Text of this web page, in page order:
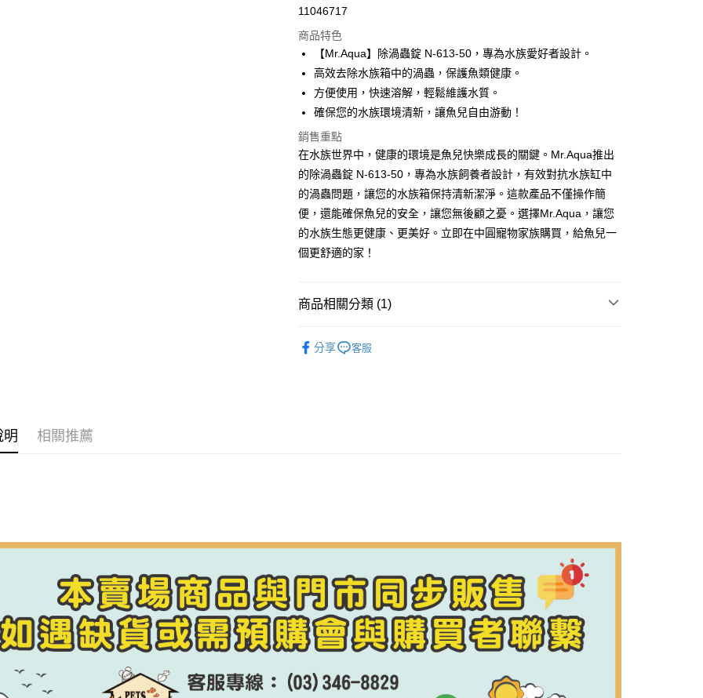
LINE Pay
Apple Pay
街口支付
悠遊付
ATM付款
貨到付款
【全家】取貨付款1500免運
【全家】取貨1500免運
每筆NT$115，滿NT$1,500(含以上)免運費
11046717
商品特色
【Mr.Aqua】除渦蟲錠 N-613-50，專為水族愛好者設計。
高效去除水族箱中的渦蟲，保護魚類健康。
方便使用，快速溶解，輕鬆維護水質。
確保您的水族環境清新，讓魚兒自由游動！
銷售重點
在水族世界中，健康的環境是魚兒快樂成長的關鍵。Mr.Aqua推出
的除渦蟲錠 N-613-50，專為水族飼養者設計，有效對抗水族缸中
的渦蟲問題，讓您的水族箱保持清新潔淨。這款產品不僅操作簡
便，還能確保魚兒的安全，讓您無後顧之憂。選擇Mr.Aqua，讓您
的水族生態更健康、更美好。立即在中圓寵物家族購買，給魚兒一
個更舒適的家！
商品相關分類 (1)
分享
客服
明 相關推薦